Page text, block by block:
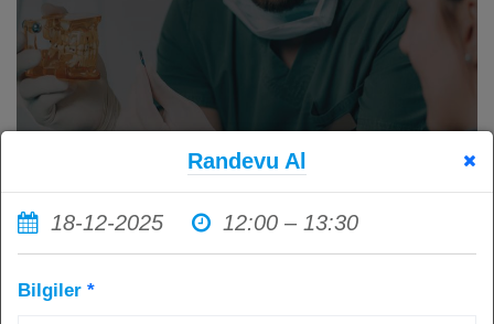
İmplant Tedavisi Sonrası Ağız
Hijyenine Dikkat Etmemenin
Randevu Al
18-12-2025 12:00 – 13:30
Bilgiler *